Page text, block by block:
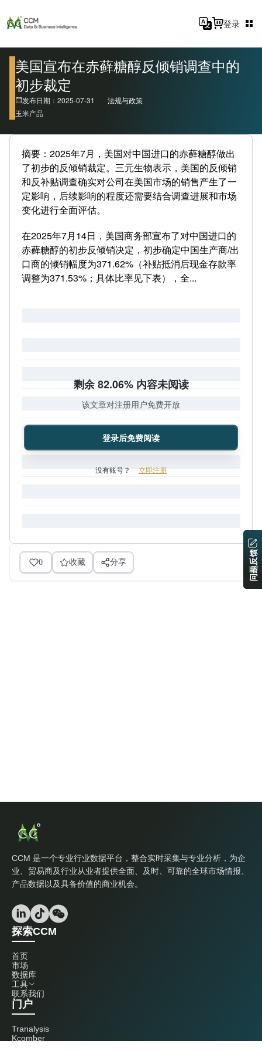
登录
美国宣布在赤藓糖醇反倾销调查中的
初步裁定
发布日期：2025-07-31
法规与政策
玉米产品
摘要：2025年7月，美国对中国进口的赤藓糖醇做出
了初步的反倾销裁定。三元生物表示，美国的反倾销
和反补贴调查确实对公司在美国市场的销售产生了一
定影响，后续影响的程度还需要结合调查进展和市场
变化进行全面评估。
在2025年7月14日，美国商务部宣布了对中国进口的
赤藓糖醇的初步反倾销决定，初步确定中国生产商/出
口商的倾销幅度为371.62%（补贴抵消后现金存款率
调整为371.53%；具体比率见下表），全...
剩余 82.06% 内容未阅读
该文章对注册用户免费开放
登录后免费阅读
没有账号？ 立即注册
0 收藏 分享
CCM 是一个专业行业数据平台，整合实时采集与专业分析，为企
业、贸易商及行业从业者提供全面、及时、可靠的全球市场情报、
产品数据以及具备价值的商业机会。
探索CCM
首页
市场
数据库
工具
联系我们
门户
Tranalysis
Kcomber
问题反馈